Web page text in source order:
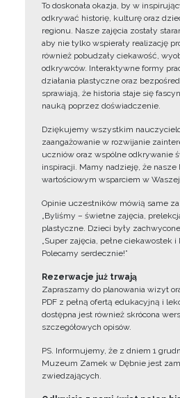
To doskonała okazja, by w
odkrywać historię, kulturę oraz
regionu. Nasze zajęcia zostały
aby nie tylko wspierały realizację
również pobudzały ciekawość,
odkrywców. Interaktywne formy
działania plastyczne oraz
sprawiają, że historia staje się
nauką poprzez doświadczenie.
Dziękujemy wszystkim
zaangażowanie w rozwijanie
uczniów oraz wspólne odkrywanie
inspiracji. Mamy nadzieję, że
wartościowym wsparciem w
Opinie uczestników mówią same
„Byliśmy – świetne zajęcia,
plastyczne. Dzieci były
„Super zajęcia, pełne ciekawostek
Polecamy serdecznie!”
Rezerwacje już trwają
Zapraszamy do planowania wizyt
PDF z pełną ofertą edukacyjną i
dostępna jest również skrócona
szczegółowych opisów.
PS. Informujemy, że z dniem 1
Muzeum Zamek w Dębnie jest
zwiedzających.